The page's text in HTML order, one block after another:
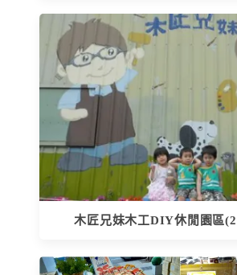
木匠兄妹木工DIY休閒園區